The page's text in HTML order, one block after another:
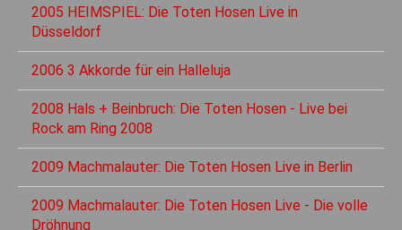
2005 HEIMSPIEL: Die Toten Hosen Live in
Düsseldorf
2006 3 Akkorde für ein Halleluja
2008 Hals + Beinbruch: Die Toten Hosen - Live bei
Rock am Ring 2008
2009 Machmalauter: Die Toten Hosen Live in Berlin
2009 Machmalauter: Die Toten Hosen Live - Die volle
Dröhnung